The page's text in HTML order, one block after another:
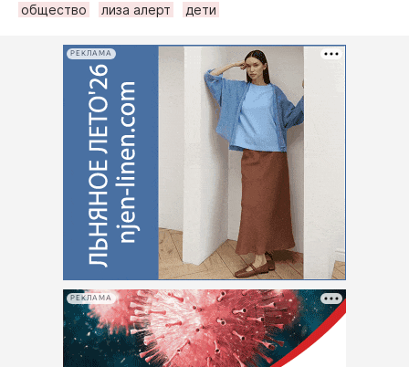
общество
лиза алерт дети
РЕКЛАМА
РЕКЛАМА